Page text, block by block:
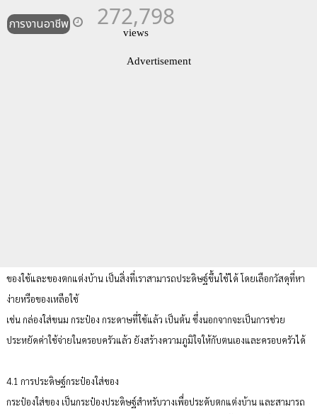
การงานอาชีพ 272,798
views
Advertisement
ของใช้และของตกแต่งบ้าน เป็นสิ่งที่เราสามารถประดิษฐ์ขึ้นใช้ได้ โดยเลือกวัสดุที่หา
ง่ายหรือของเหลือใช้
เช่น กล่องใส่ขนม กระป๋อง กระดาษที่ใช้แล้ว เป็นต้น ซึ่งนอกจากจะเป็นการช่วย
ประหยัดค่าใช้จ่ายในครอบครัวแล้ว ยังสร้างความภูมิใจให้กับตนเองและครอบครัวได้
4.1 การประดิษฐ์กระป๋องใส่ของ
กระป๋องใส่ของ เป็นกระป๋องประดิษฐ์สำหรับวางเพื่อประดับตกแต่งบ้าน และสามารถ